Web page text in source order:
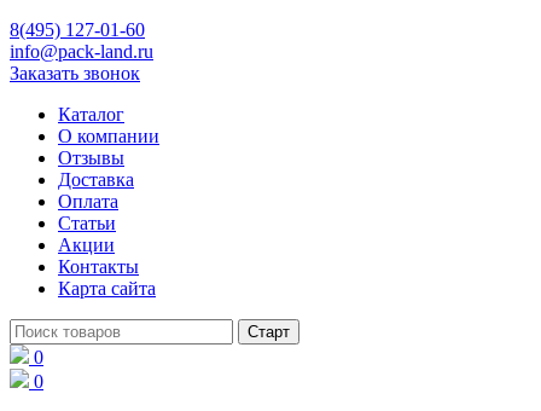
8(495) 127-01-60
info@pack-land.ru
Заказать звонок
Каталог
О компании
Отзывы
Доставка
Оплата
Статьи
Акции
Контакты
Карта сайта
0
0